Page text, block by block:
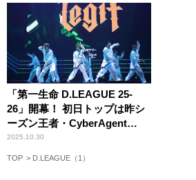
BLOCK VIBE
「第一生命 D.LEAGUE 25-
26」開幕！ 初日トップは昨シ
ーズン王者・CyberAgent
Legit、初参戦LDH SCREAM
2025.10.30
TOP D.LEAGUE（1）